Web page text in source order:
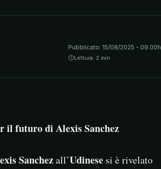
Pubblicato: 15/08/2025 - 09:00h
Lettura: 2 min
il futuro di Alexis Sanchez
Sanchezall’Udinese si è rivelato